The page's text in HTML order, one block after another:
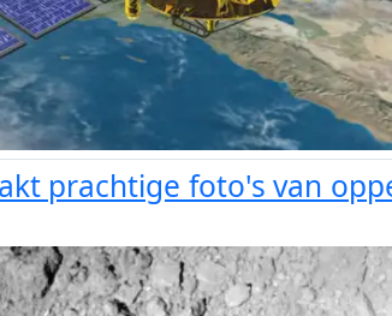
prachtige foto's van